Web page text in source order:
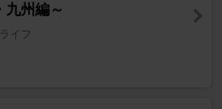
九州編～
イフ